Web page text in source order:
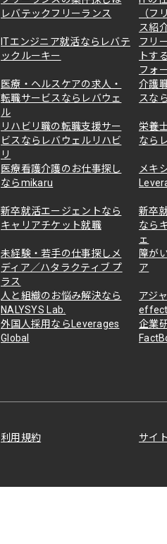
レバテックフリーランス
（フ
ス紹
ITエンジニア就活ならレバテ
ックルーキー
フリ
トす
フォ
医療・ヘルスケアの求人・
転職サービスならレバウェ
ル
介護
スな
リハビリ職の転職支援サー
ビスならレバウェルリハビ
リ
栄養
なら
医療看護介護のお仕事探し
ならmikaru
メキ
新卒就活エージェントなら
キャリアチケット就職
新卒
なら
ェ
未経験・若手の仕事探しメ
ディア／ハタラクティブ プ
ラス
障が
ア
人と組織のお悩み解決なら
NALYSYS Lab.
アジ
外国人採用ならLeverages
Global
企業
利用規約 サイ